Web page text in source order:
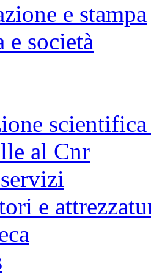
e stampa
e società
al Cnr
e